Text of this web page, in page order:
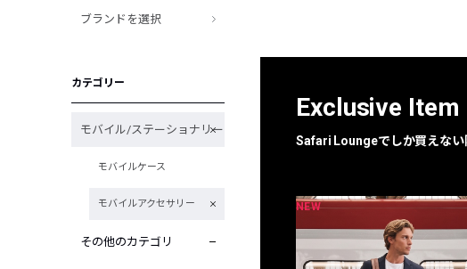
ブランドを選択
カテゴリー
モバイル/ステーショナリー
モバイルケース
モバイルアクセサリー
その他のカテゴリ
Exclusive Item
Safari Loungeでしか買えない
NEW